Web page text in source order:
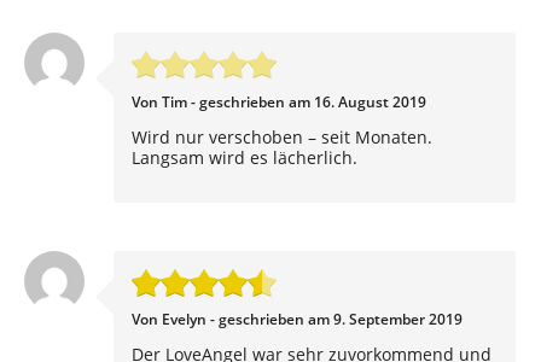
Von Tim - geschrieben am 16. August 2019
Wird nur verschoben – seit Monaten.
Langsam wird es lächerlich.
Von Evelyn - geschrieben am 9. September 2019
Der LoveAngel war sehr zuvorkommend und